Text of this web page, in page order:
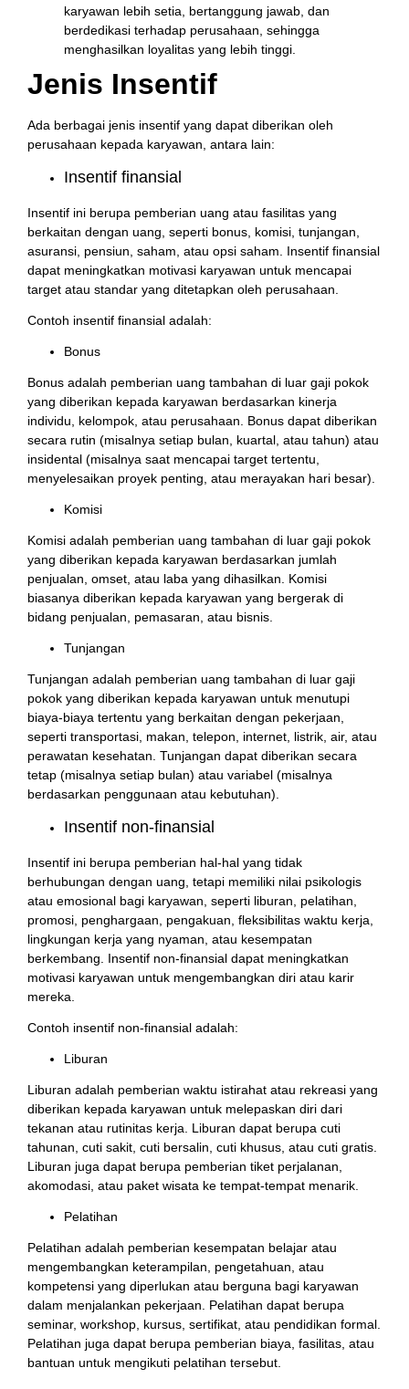
karyawan lebih setia, bertanggung jawab, dan
berdedikasi terhadap perusahaan, sehingga
menghasilkan loyalitas yang lebih tinggi.
Jenis Insentif
Ada berbagai jenis insentif yang dapat diberikan oleh
perusahaan kepada karyawan, antara lain:
Insentif finansial
Insentif ini berupa pemberian uang atau fasilitas yang
berkaitan dengan uang, seperti bonus, komisi, tunjangan,
asuransi, pensiun, saham, atau opsi saham. Insentif finansial
dapat meningkatkan motivasi karyawan untuk mencapai
target atau standar yang ditetapkan oleh perusahaan.
Contoh insentif finansial adalah:
Bonus
Bonus adalah pemberian uang tambahan di luar gaji pokok
yang diberikan kepada karyawan berdasarkan kinerja
individu, kelompok, atau perusahaan. Bonus dapat diberikan
secara rutin (misalnya setiap bulan, kuartal, atau tahun) atau
insidental (misalnya saat mencapai target tertentu,
menyelesaikan proyek penting, atau merayakan hari besar).
Komisi
Komisi adalah pemberian uang tambahan di luar gaji pokok
yang diberikan kepada karyawan berdasarkan jumlah
penjualan, omset, atau laba yang dihasilkan. Komisi
biasanya diberikan kepada karyawan yang bergerak di
bidang penjualan, pemasaran, atau bisnis.
Tunjangan
Tunjangan adalah pemberian uang tambahan di luar gaji
pokok yang diberikan kepada karyawan untuk menutupi
biaya-biaya tertentu yang berkaitan dengan pekerjaan,
seperti transportasi, makan, telepon, internet, listrik, air, atau
perawatan kesehatan. Tunjangan dapat diberikan secara
tetap (misalnya setiap bulan) atau variabel (misalnya
berdasarkan penggunaan atau kebutuhan).
Insentif non-finansial
Insentif ini berupa pemberian hal-hal yang tidak
berhubungan dengan uang, tetapi memiliki nilai psikologis
atau emosional bagi karyawan, seperti liburan, pelatihan,
promosi, penghargaan, pengakuan, fleksibilitas waktu kerja,
lingkungan kerja yang nyaman, atau kesempatan
berkembang. Insentif non-finansial dapat meningkatkan
motivasi karyawan untuk mengembangkan diri atau karir
mereka.
Contoh insentif non-finansial adalah:
Liburan
Liburan adalah pemberian waktu istirahat atau rekreasi yang
diberikan kepada karyawan untuk melepaskan diri dari
tekanan atau rutinitas kerja. Liburan dapat berupa cuti
tahunan, cuti sakit, cuti bersalin, cuti khusus, atau cuti gratis.
Liburan juga dapat berupa pemberian tiket perjalanan,
akomodasi, atau paket wisata ke tempat-tempat menarik.
Pelatihan
Pelatihan adalah pemberian kesempatan belajar atau
mengembangkan keterampilan, pengetahuan, atau
kompetensi yang diperlukan atau berguna bagi karyawan
dalam menjalankan pekerjaan. Pelatihan dapat berupa
seminar, workshop, kursus, sertifikat, atau pendidikan formal.
Pelatihan juga dapat berupa pemberian biaya, fasilitas, atau
bantuan untuk mengikuti pelatihan tersebut.